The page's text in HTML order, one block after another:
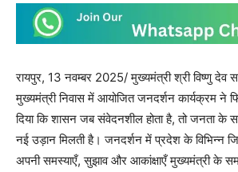
रायपुर, 13 नवम्बर 2025/ मुख्यमंत्री श्री विष्णु
मुख्यमंत्री निवास में आयोजित जनदर्शन कार्यक्रम ने
दिया कि शासन जब संवेदनशील होता है, तो जनता के
नई उड़ान मिलती है। जनदर्शन में प्रदेश के विभिन्न
अपनी समस्याएँ, सुझाव और आकांक्षाएँ मुख्यमंत्री के